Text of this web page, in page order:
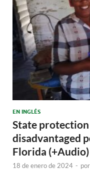
EN INGLÉS
State
disadvantaged
Florida (+Audio)
18 de enero de 2024 - por